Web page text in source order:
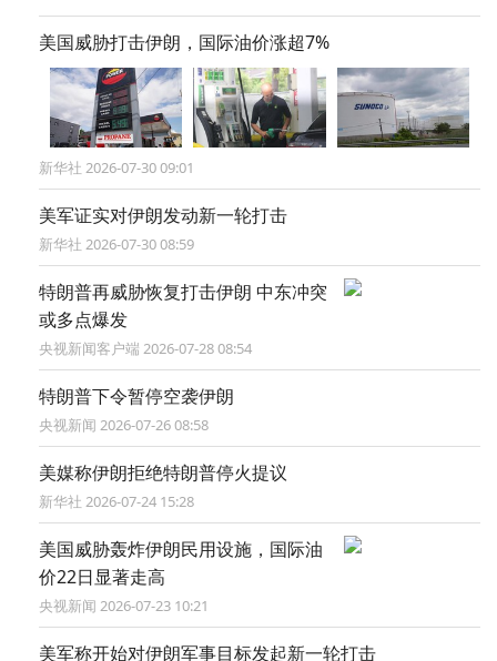
美国威胁打击伊朗，国际油价涨超7%
新华社 2026-07-30 09:01
美军证实对伊朗发动新一轮打击
新华社 2026-07-30 08:59
特朗普再威胁恢复打击伊朗 中东冲突
或多点爆发
央视新闻客户端 2026-07-28 08:54
特朗普下令暂停空袭伊朗
央视新闻 2026-07-26 08:58
美媒称伊朗拒绝特朗普停火提议
新华社 2026-07-24 15:28
美国威胁轰炸伊朗民用设施，国际油
价22日显著走高
央视新闻 2026-07-23 10:21
美军称开始对伊朗军事目标发起新一轮打击